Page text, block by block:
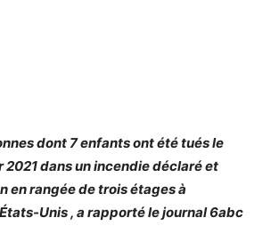
dont 7 enfants ont été tués le
dans un incendie déclaré et
en rangée de trois étages à
Unis , a rapporté le journal 6abc